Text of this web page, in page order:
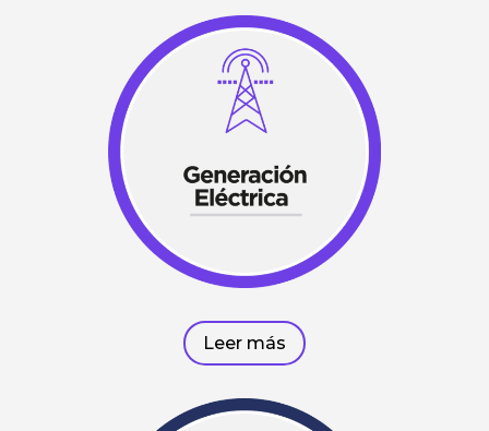
Leer más